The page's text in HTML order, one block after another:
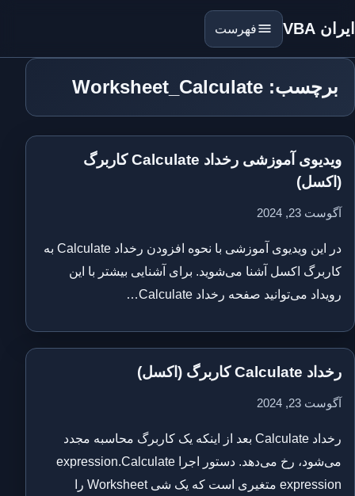
ایران VBA فهرست
برچسب: Worksheet_Calculate
ویدیوی آموزشی رخداد Calculate کاربرگ
(اکسل)
آگوست 23, 2024
در این ویدیوی آموزشی با نحوه افزودن رخداد Calculate به
کاربرگ اکسل آشنا می‌شوید. برای آشنایی بیشتر با این
رویداد می‌توانید صفحه رخداد Calculate…
رخداد Calculate کاربرگ (اکسل)
آگوست 23, 2024
رخداد Calculate بعد از اینکه یک کاربرگ محاسبه مجدد
می‌شود، رخ می‌دهد. دستور اجرا expression.Calculate
expression متغیری است که یک شی Worksheet را